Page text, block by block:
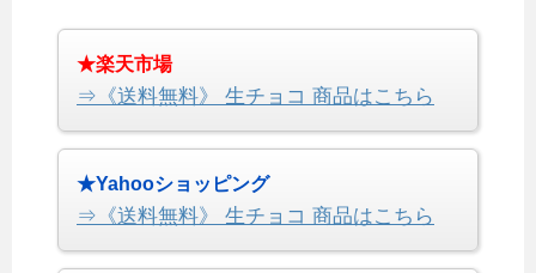
★楽天市場
⇒《送料無料》 生チョコ 商品はこちら
★Yahooショッピング
⇒《送料無料》 生チョコ 商品はこちら